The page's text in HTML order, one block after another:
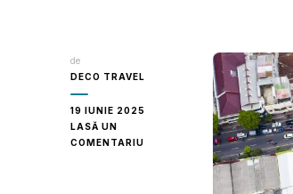
de
DECO TRAVEL
19 IUNIE 2025
LASĂ UN
COMENTARIU